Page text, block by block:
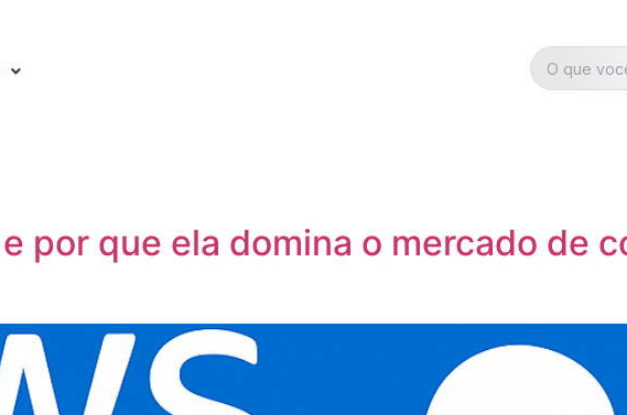
por que ela domina o mercado de